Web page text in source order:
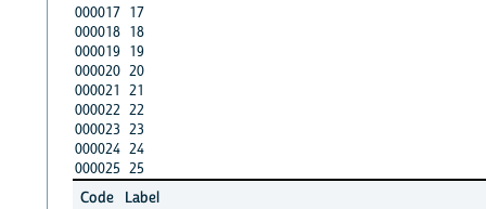
000017 17
000018 18
000019 19
000020 20
000021 21
000022 22
000023 23
000024 24
000025 25
Code
Label